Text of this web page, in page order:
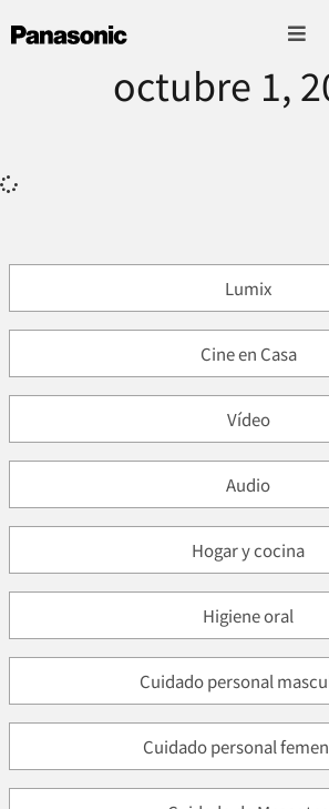
octubre 1,
Lumix
Cine en Casa
Vídeo
Audio
Hogar y cocina
Higiene oral
Cuidado personal
Cuidado personal